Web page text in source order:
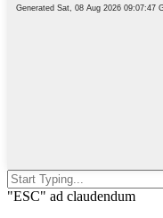
"ESC" ad claudendum